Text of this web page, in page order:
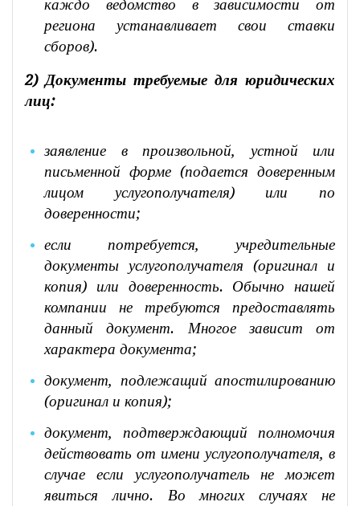
каждо ведомство в зависимости от
региона устанавливает свои ставки
сборов).
2) Документы требуемые для юридических
лиц:
заявление в произвольной, устной или
письменной форме (подается доверенным
лицом услугополучателя) или по
доверенности;
если потребуется, учредительные
документы услугополучателя (оригинал и
копия) или доверенность. Обычно нашей
компании не требуются предоставлять
данный документ. Многое зависит от
характера документа;
документ, подлежащий апостилированию
(оригинал и копия);
документ, подтверждающий полномочия
действовать от имени услугополучателя, в
случае если услугополучатель не может
явиться лично. Во многих случаях не